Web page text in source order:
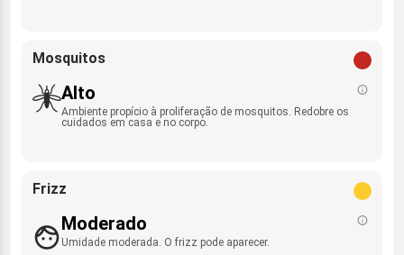
Mosquitos
Alto
Ambiente propício à proliferação de mosquitos. Redobre os
cuidados em casa e no corpo.
Frizz
Moderado
Umidade moderada. O frizz pode aparecer.